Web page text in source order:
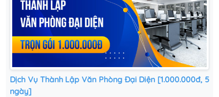
Dịch Vụ Thành Lập Văn Phòng Đại Diện [1.000.000đ, 5
ngày]